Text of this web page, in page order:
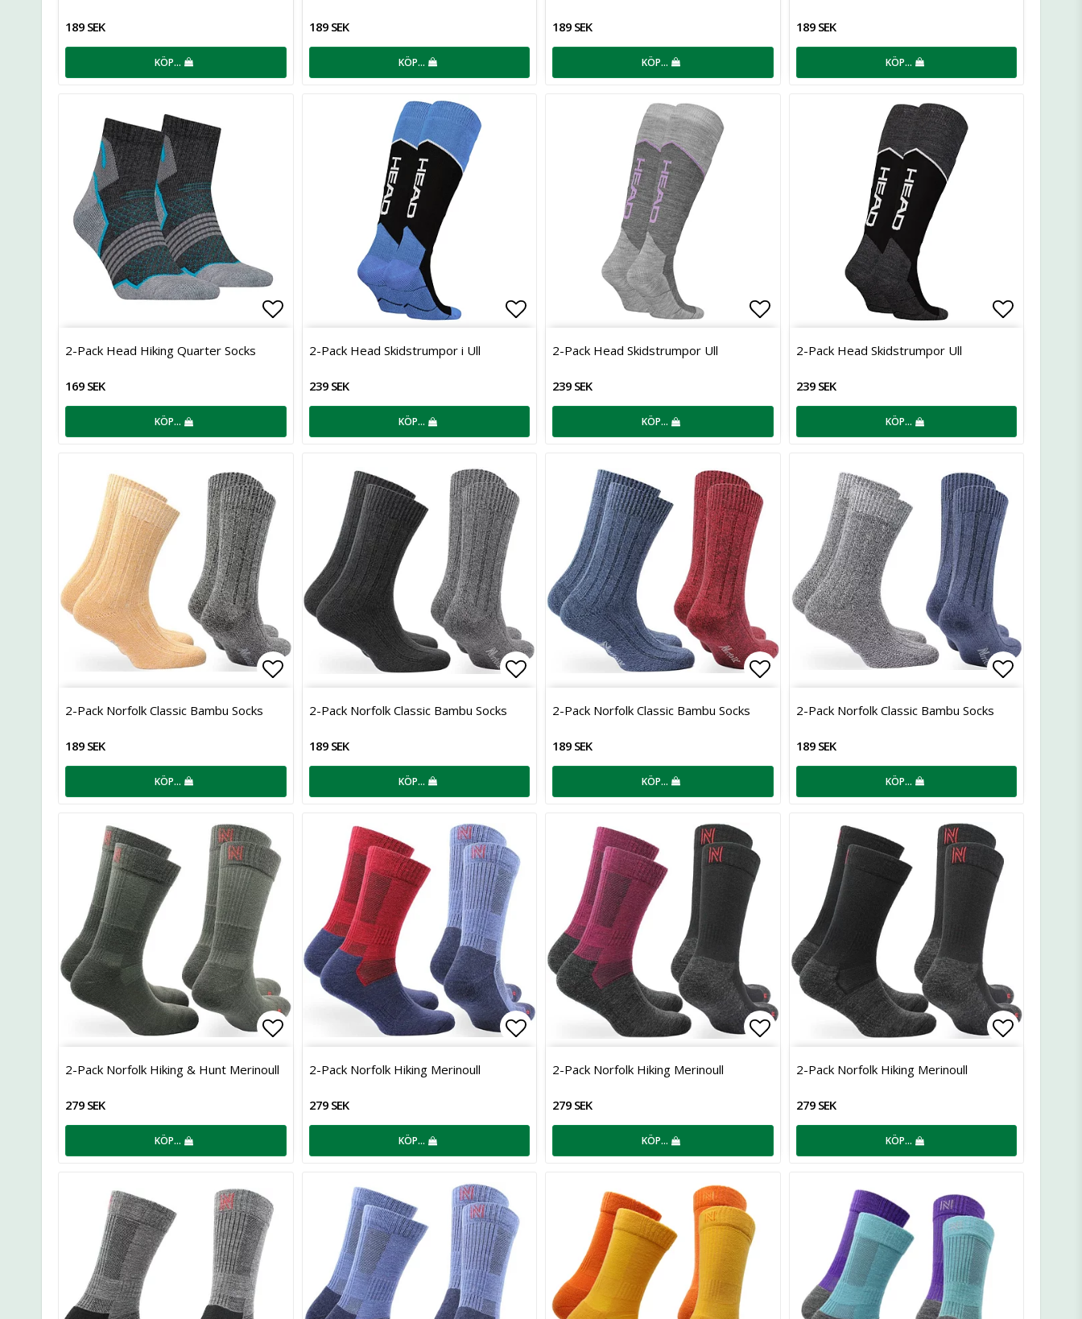
189 SEK
KÖP…
189 SEK
KÖP…
189 SEK
KÖP…
189 SEK
KÖP…
Lägg till i favoritlistan
2-Pack Head Hiking Quarter Socks
169 SEK
KÖP…
Lägg till i favoritlistan
2-Pack Head Skidstrumpor i Ull
239 SEK
KÖP…
Lägg till i favoritlistan
2-Pack Head Skidstrumpor Ull
239 SEK
KÖP…
2-Pack Head Skidstrumpor Ull
239 SEK
KÖP…
Lägg till i favoritlistan
2-Pack Norfolk Classic Bambu Socks
189 SEK
KÖP…
Lägg till i favoritlistan
2-Pack Norfolk Classic Bambu Socks
189 SEK
KÖP…
Lägg till i favoritlistan
2-Pack Norfolk Classic Bambu Socks
189 SEK
KÖP…
2-Pack Norfolk Classic Bambu Socks
189 SEK
KÖP…
Lägg till i favoritlistan
2-Pack Norfolk Hiking & Hunt Merinoull
279 SEK
KÖP…
Lägg till i favoritlistan
2-Pack Norfolk Hiking Merinoull
279 SEK
KÖP…
Lägg till i favoritlistan
2-Pack Norfolk Hiking Merinoull
279 SEK
KÖP…
2-Pack Norfolk Hiking Merinoull
279 SEK
KÖP…